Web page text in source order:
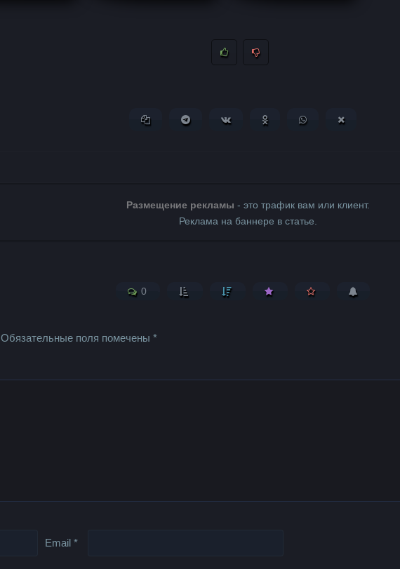
Копировать ссылкуПоделиться в Telegram
Поделиться ВКонтакте
Поделиться вПоделиться в
Размещение рекламы - это трафик вам или клиент.
Реклама на баннере в статье.
0
Обязательные поля помечены*
Email*